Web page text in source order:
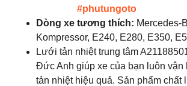
#phutungoto
Dòng xe tương thích: Mercedes-
Kompressor, E240, E280, E350,
Lưới tản nhiệt trung tâm
Đức Anh giúp xe của bạn luôn vận
tản nhiệt hiệu quả. Sản phẩm chất